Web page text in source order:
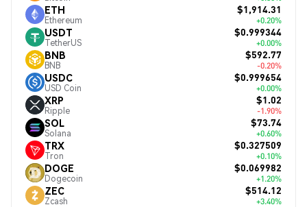
ETH
Ethereum
$1,914.31
+0.20%
USDT
TetherUS
$0.999344
+0.00%
BNB
BNB
$592.77
-0.20%
USDC
USD Coin
$0.999654
+0.00%
XRP
Ripple
$1.02
-1.90%
SOL
Solana
$73.74
+0.60%
TRX
Tron
$0.327509
+0.10%
DOGE
Dogecoin
$0.069982
+1.20%
ZEC
Zcash
$514.12
+3.40%